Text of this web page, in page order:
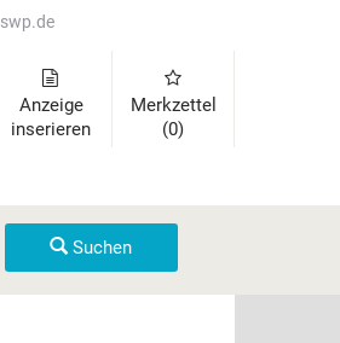
swp.de
Anzeige
inserieren
Merkzettel
(0)
Suchen